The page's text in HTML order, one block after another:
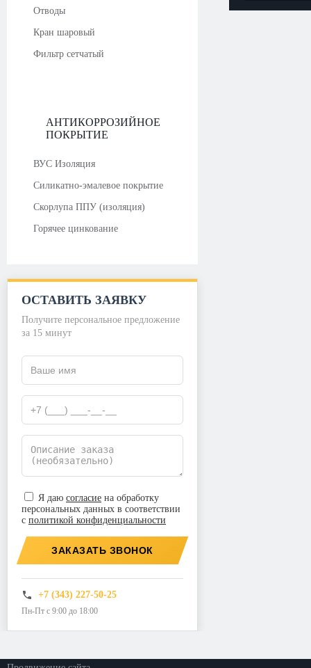
Отводы
Кран шаровый
Фильтр сетчатый
АНТИКОРРОЗИЙНОЕ
ПОКРЫТИЕ
ВУС Изоляция
Силикатно-эмалевое покрытие
Скорлупа ППУ (изоляция)
Горячее цинкование
ОСТАВИТЬ ЗАЯВКУ
Получите персональное предложение
за 15 минут
Я даю согласие на обработку
персональных данных в соответствии
с политикой конфиденциальности
ЗАКАЗАТЬ ЗВОНОК
+7 (343) 227-50-25
Пн-Пт с 9:00 до 18:00
©2026. ООО «Прогресс»
Все права защищены